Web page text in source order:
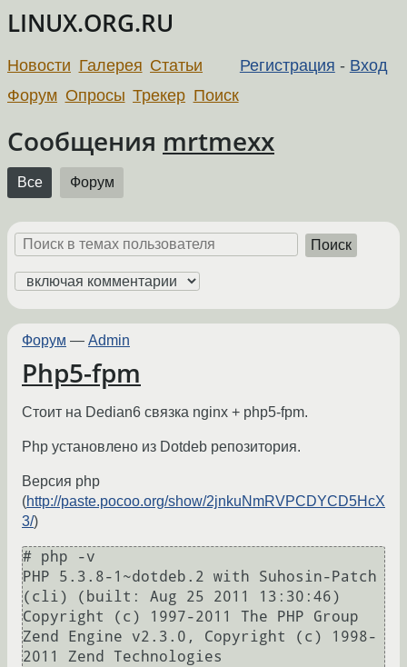
LINUX.ORG.RU
Регистрация - Вход
Новости Галерея Статьи
Форум Опросы Трекер Поиск
Сообщения mrtmexx
Все Форум
Поиск
Форум — Admin
Php5-fpm
Стоит на Dedian6 связка nginx + php5-fpm.
Php установлено из Dotdeb репозитория.
Версия php
(http://paste.pocoo.org/show/2jnkuNmRVPCDYCD5HcX
3/)
# php -v
PHP 5.3.8-1~dotdeb.2 with Suhosin-Patch
(cli) (built: Aug 25 2011 13:30:46)
Copyright (c) 1997-2011 The PHP Group
Zend Engine v2.3.0, Copyright (c) 1998-
2011 Zend Technologies